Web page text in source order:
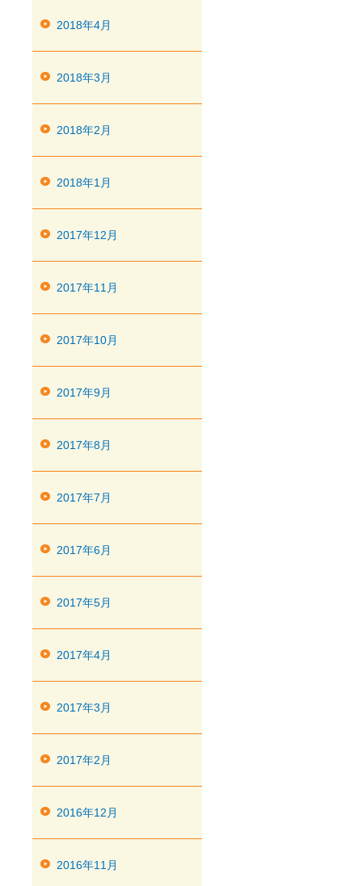
2018年4月
2018年3月
2018年2月
2018年1月
2017年12月
2017年11月
2017年10月
2017年9月
2017年8月
2017年7月
2017年6月
2017年5月
2017年4月
2017年3月
2017年2月
2016年12月
2016年11月